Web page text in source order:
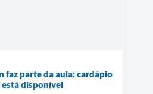
faz parte da aula: cardápio
está disponível